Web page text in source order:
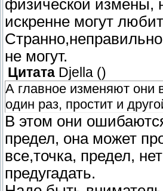
физической измены,
искренне могут
не могут.
Цитата Djella ()
А главное изменяют они
один раз, простит и
В этом они
предел, она может
все,точка, предел,
предугадать.